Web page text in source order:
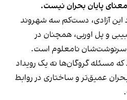
پایان بحران نیست.
این آزادی، دست‌کم سه شهروند
و پل اوربی، همچنان در
سرنوشت‌شان نامعلوم است.
گروگان‌ها نه یک رویداد
عمیق‌تر و ساختاری در روابط